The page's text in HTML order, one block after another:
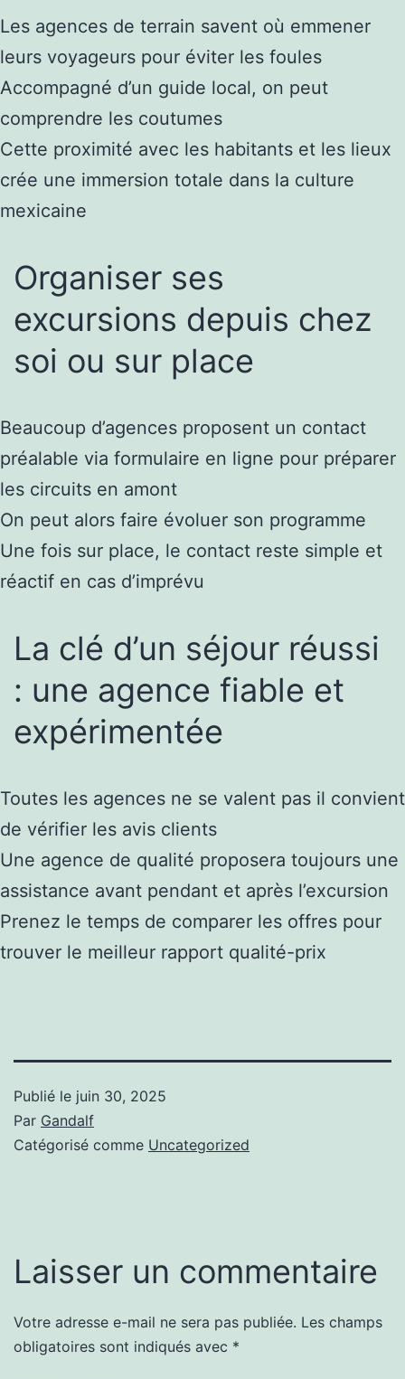
Les agences de terrain savent où emmener
leurs voyageurs pour éviter les foules
Accompagné d’un guide local, on peut
comprendre les coutumes
Cette proximité avec les habitants et les lieux
crée une immersion totale dans la culture
mexicaine
Organiser ses
excursions depuis chez
soi ou sur place
Beaucoup d’agences proposent un contact
préalable via formulaire en ligne pour préparer
les circuits en amont
On peut alors faire évoluer son programme
Une fois sur place, le contact reste simple et
réactif en cas d’imprévu
La clé d’un séjour réussi
: une agence fiable et
expérimentée
Toutes les agences ne se valent pas il convient
de vérifier les avis clients
Une agence de qualité proposera toujours une
assistance avant pendant et après l’excursion
Prenez le temps de comparer les offres pour
trouver le meilleur rapport qualité-prix
Publié le juin 30, 2025
Par Gandalf
Catégorisé comme Uncategorized
Laisser un commentaire
Votre adresse e-mail ne sera pas publiée. Les champs
obligatoires sont indiqués avec *